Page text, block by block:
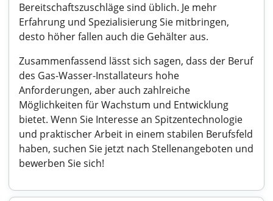
Bereitschaftszuschläge sind üblich. Je mehr
Erfahrung und Spezialisierung Sie mitbringen,
desto höher fallen auch die Gehälter aus.
Zusammenfassend lässt sich sagen, dass der Beruf
des Gas-Wasser-Installateurs hohe
Anforderungen, aber auch zahlreiche
Möglichkeiten für Wachstum und Entwicklung
bietet. Wenn Sie Interesse an Spitzentechnologie
und praktischer Arbeit in einem stabilen Berufsfeld
haben, suchen Sie jetzt nach Stellenangeboten und
bewerben Sie sich!